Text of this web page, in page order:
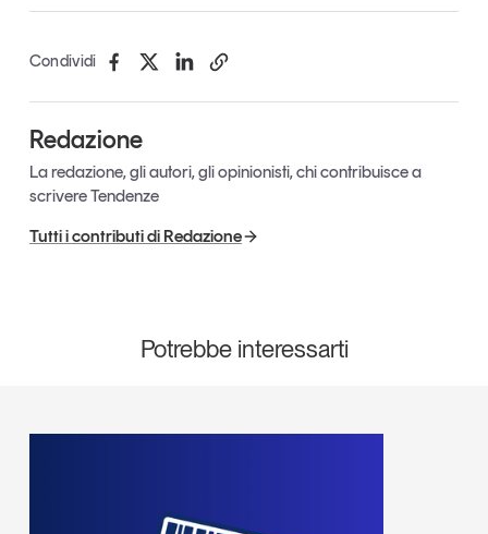
Leggi il magazine
Tendenze è il magazine di GS1 Italy che racconta in
modo indipendente il cambiamento e le sfide del largo
consumo e dell’economia a professionisti e
Condividi
Redazione
La redazione, gli autori, gli opinionisti, chi contribuisce a
scrivere Tendenze
Tutti i contributi di Redazione
Potrebbe interessarti